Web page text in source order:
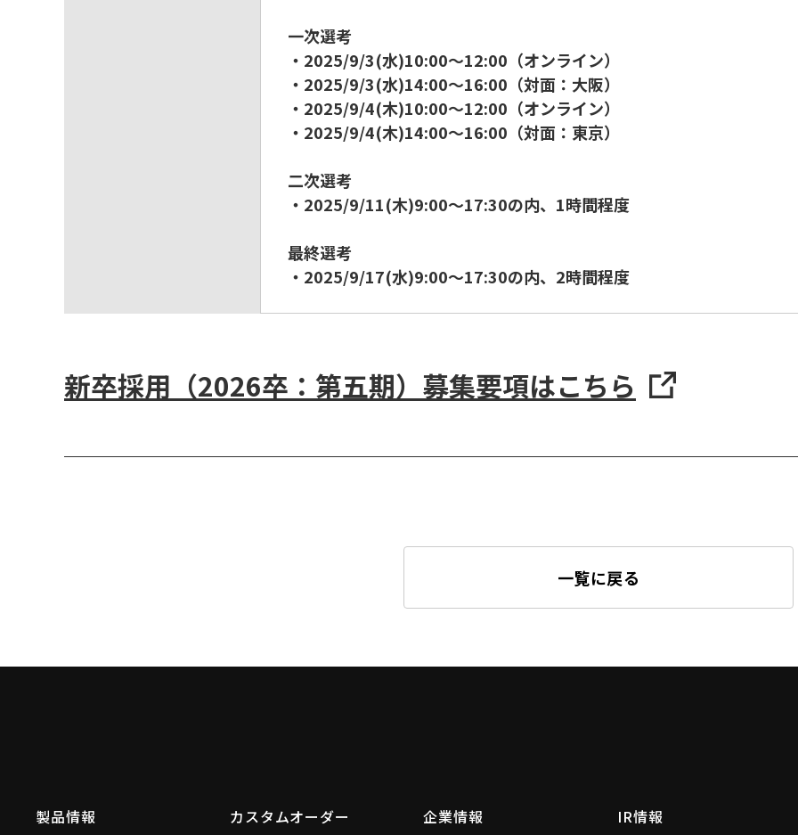
一次選考
・2025/9/3(水)10:00～12:00（オンライン）
・2025/9/3(水)14:00～16:00（対面：大阪）
・2025/9/4(木)10:00～12:00（オンライン）
・2025/9/4(木)14:00～16:00（対面：東京）
二次選考
・2025/9/11(木)9:00～17:30の内、1時間程度
最終選考
・2025/9/17(水)9:00～17:30の内、2時間程度
新卒採用（2026卒：第五期）募集要項はこちら
一覧に戻る
製品情報 カスタムオーダー 企業情報 IR情報